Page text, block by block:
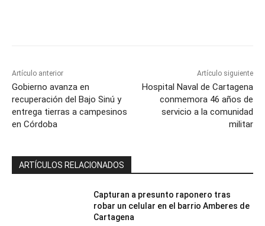
Artículo anterior
Gobierno avanza en
recuperación del Bajo Sinú y
entrega tierras a campesinos
en Córdoba
Artículo siguiente
Hospital Naval de Cartagena
conmemora 46 años de
servicio a la comunidad
militar
ARTÍCULOS RELACIONADOS
Capturan a presunto raponero tras
robar un celular en el barrio Amberes de
Cartagena